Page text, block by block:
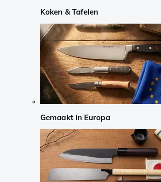
Koken & Tafelen
Gemaakt in Europa